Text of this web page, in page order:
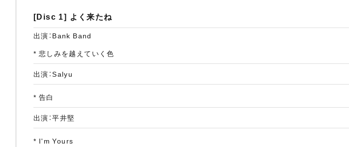
(15) 2012Spark
(17) 月食
(18) コノユビトマレ
(19) Physical
(20) 奏逢～Bank Bandのテーマ～
[Disc 1] よく来たね
出演：Bank Band
* 悲しみを越えていく色
出演：Salyu
* 告白
出演：平井堅
* I'm Yours